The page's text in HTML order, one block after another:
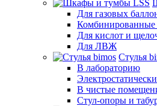
Для газовых
Для кислот и
Для ЛВЖ
Стулья
В лабораторию
В чистые
Стул-опоры и